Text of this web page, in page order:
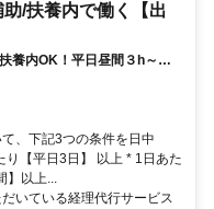
/扶養内で働く【出
養内OK！平日昼間３h～。
、下記3つの条件を日中
り【平日3日】 以上 * 1日あた
】以上...
いている経理代行サービス